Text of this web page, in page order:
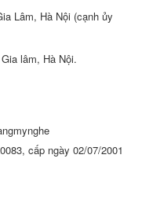
Lâm, Hà Nội (cạnh ủy
lâm, Hà Nội.
cấp ngày 02/07/2001